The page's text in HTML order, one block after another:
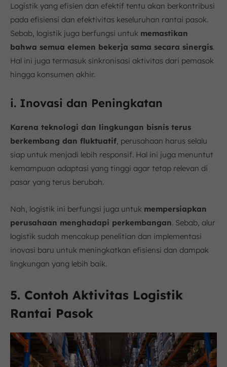
Logistik yang efisien dan efektif tentu akan berkontribusi
pada efisiensi dan efektivitas keseluruhan rantai pasok.
Sebab, logistik juga berfungsi untuk memastikan
bahwa semua elemen bekerja sama secara sinergis.
Hal ini juga termasuk sinkronisasi aktivitas dari pemasok
hingga konsumen akhir.
i. Inovasi dan Peningkatan
Karena teknologi dan lingkungan bisnis terus
berkembang dan fluktuatif , perusahaan harus selalu
siap untuk menjadi lebih responsif. Hal ini juga menuntut
kemampuan adaptasi yang tinggi agar tetap relevan di
pasar yang terus berubah.
Nah, logistik ini berfungsi juga untuk mempersiapkan
perusahaan menghadapi perkembangan. Sebab, alur
logistik sudah mencakup penelitian dan implementasi
inovasi baru untuk meningkatkan efisiensi dan dampak
lingkungan yang lebih baik.
5. Contoh Aktivitas Logistik
Rantai Pasok